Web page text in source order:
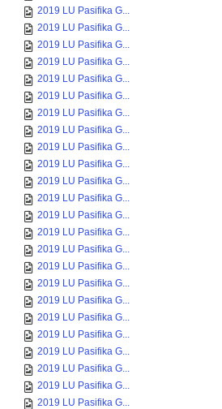
2019 LU Pasifika G...
2019 LU Pasifika G...
2019 LU Pasifika G...
2019 LU Pasifika G...
2019 LU Pasifika G...
2019 LU Pasifika G...
2019 LU Pasifika G...
2019 LU Pasifika G...
2019 LU Pasifika G...
2019 LU Pasifika G...
2019 LU Pasifika G...
2019 LU Pasifika G...
2019 LU Pasifika G...
2019 LU Pasifika G...
2019 LU Pasifika G...
2019 LU Pasifika G...
2019 LU Pasifika G...
2019 LU Pasifika G...
2019 LU Pasifika G...
2019 LU Pasifika G...
2019 LU Pasifika G...
2019 LU Pasifika G...
2019 LU Pasifika G...
2019 LU Pasifika G...